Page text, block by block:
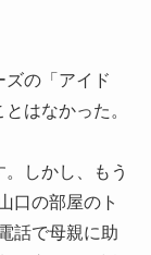
の「アイド
はなかった。
しかし、もう
口の部屋のト
話で母親に助